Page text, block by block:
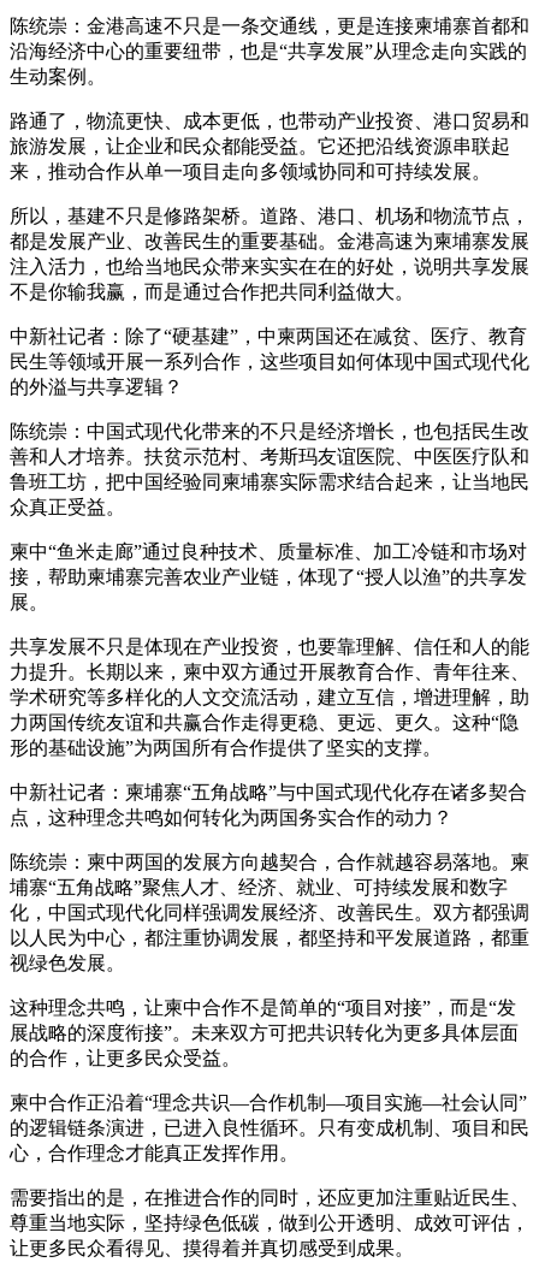
陈统崇：金港高速不只是一条交通线，更是连接柬埔寨首都和
沿海经济中心的重要纽带，也是“共享发展”从理念走向实践的
生动案例。
路通了，物流更快、成本更低，也带动产业投资、港口贸易和
旅游发展，让企业和民众都能受益。它还把沿线资源串联起
来，推动合作从单一项目走向多领域协同和可持续发展。
所以，基建不只是修路架桥。道路、港口、机场和物流节点，
都是发展产业、改善民生的重要基础。金港高速为柬埔寨发展
注入活力，也给当地民众带来实实在在的好处，说明共享发展
不是你输我赢，而是通过合作把共同利益做大。
中新社记者：除了“硬基建”，中柬两国还在减贫、医疗、教育
民生等领域开展一系列合作，这些项目如何体现中国式现代化
的外溢与共享逻辑？
陈统崇：中国式现代化带来的不只是经济增长，也包括民生改
善和人才培养。扶贫示范村、考斯玛友谊医院、中医医疗队和
鲁班工坊，把中国经验同柬埔寨实际需求结合起来，让当地民
众真正受益。
柬中“鱼米走廊”通过良种技术、质量标准、加工冷链和市场对
接，帮助柬埔寨完善农业产业链，体现了“授人以渔”的共享发
展。
共享发展不只是体现在产业投资，也要靠理解、信任和人的能
力提升。长期以来，柬中双方通过开展教育合作、青年往来、
学术研究等多样化的人文交流活动，建立互信，增进理解，助
力两国传统友谊和共赢合作走得更稳、更远、更久。这种“隐
形的基础设施”为两国所有合作提供了坚实的支撑。
中新社记者：柬埔寨“五角战略”与中国式现代化存在诸多契合
点，这种理念共鸣如何转化为两国务实合作的动力？
陈统崇：柬中两国的发展方向越契合，合作就越容易落地。柬
埔寨“五角战略”聚焦人才、经济、就业、可持续发展和数字
化，中国式现代化同样强调发展经济、改善民生。双方都强调
以人民为中心，都注重协调发展，都坚持和平发展道路，都重
视绿色发展。
这种理念共鸣，让柬中合作不是简单的“项目对接”，而是“发
展战略的深度衔接”。未来双方可把共识转化为更多具体层面
的合作，让更多民众受益。
柬中合作正沿着“理念共识—合作机制—项目实施—社会认同”
的逻辑链条演进，已进入良性循环。只有变成机制、项目和民
心，合作理念才能真正发挥作用。
需要指出的是，在推进合作的同时，还应更加注重贴近民生、
尊重当地实际，坚持绿色低碳，做到公开透明、成效可评估，
让更多民众看得见、摸得着并真切感受到成果。